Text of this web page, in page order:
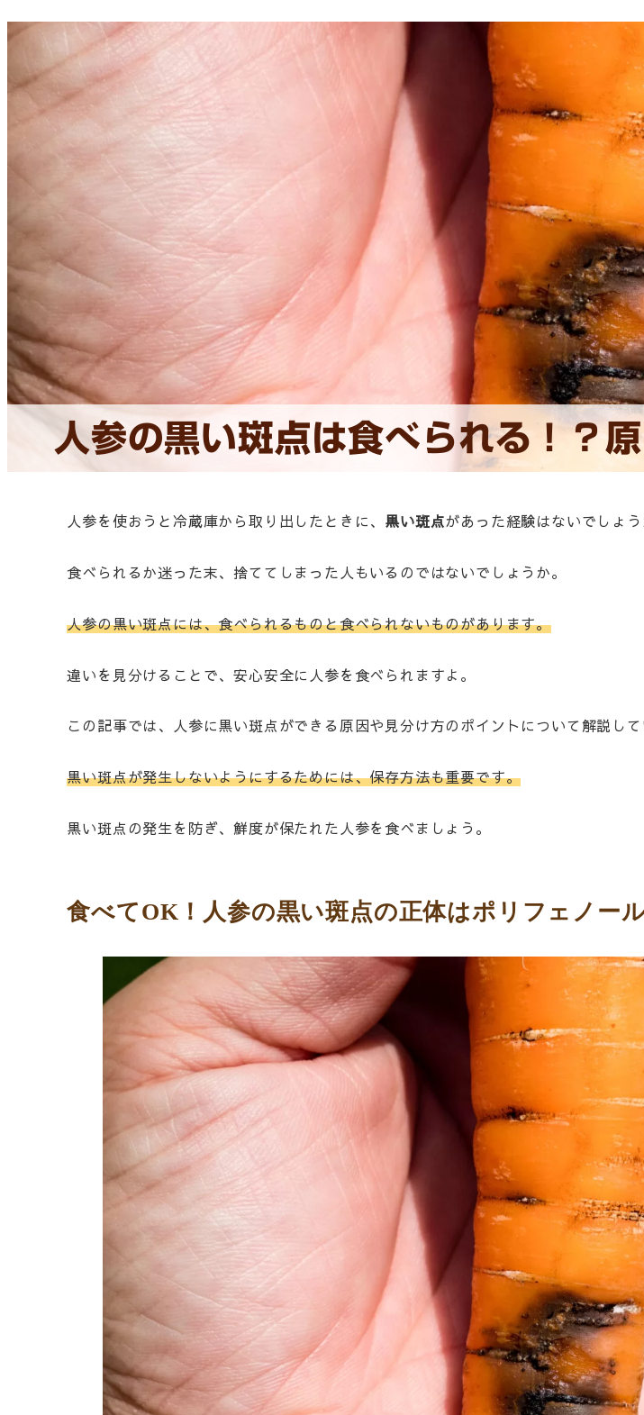
人参の黒い斑点は食べられる！？
人参を使おうと冷蔵庫から取り出したときに、 黒い斑点があった経験はないでしょう
食べられるか迷った末、捨ててしまった人もいるのではないでしょうか。
人参の黒い斑点には、食べられるものと食べられないものがあります。
違いを見分けることで、安心安全に人参を食べられますよ。
この記事では、人参に黒い斑点ができる原因や見分け方のポイントについて解説して
黒い斑点が発生しないようにするためには、保存方法も重要です。
黒い斑点の発生を防ぎ、鮮度が保たれた人参を食べましょう。
食べてOK！人参の黒い斑点の正体はポリフェノー